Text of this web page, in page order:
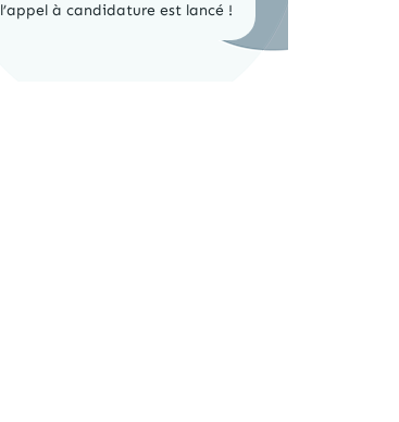
l’appel à candidature est lancé !